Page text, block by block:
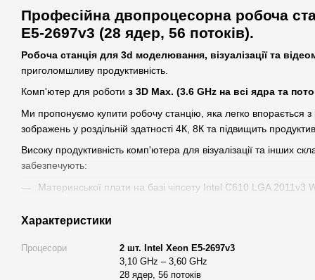
Професійна двопроцесорна робоча
E5-2697v3 (28 ядер, 56 потоків).
Робоча станція для 3d моделювання, візуалізації та
приголомшливу продуктивність.
Комп'ютер для роботи з 3D Max. (3.6 GHz на всі ядра та
Ми пропонуємо купити робочу станцію, яка легко впорається
зображень у роздільній здатності 4К, 8К та підвищить
Високу продуктивність комп'ютера для візуалізації та інших
забезпечують:
Материнської плати на базі чіпсету Intel C610 LGA 2011v3
чотирьох потокових процесорів Intel Xeon E5-2697v3
Відеокарта GeForce RTX 5060 Tiзабезпечує оптимальну
програмах та додатках завдяки надефективній
Характеристики
Процесори
2 шт. Intel Xeon E5-2697v3
3,10 GHz – 3,60 GHz
28 ядер, 56 потоків